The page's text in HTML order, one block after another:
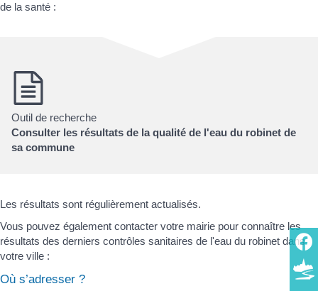
de la santé :
Outil de recherche
Consulter les résultats de la qualité de l'eau du robinet de
sa commune
Les résultats sont régulièrement actualisés.
Vous pouvez également contacter votre mairie pour connaître les
résultats des derniers contrôles sanitaires de l'eau du robinet dans
votre ville :
Où s’adresser ?